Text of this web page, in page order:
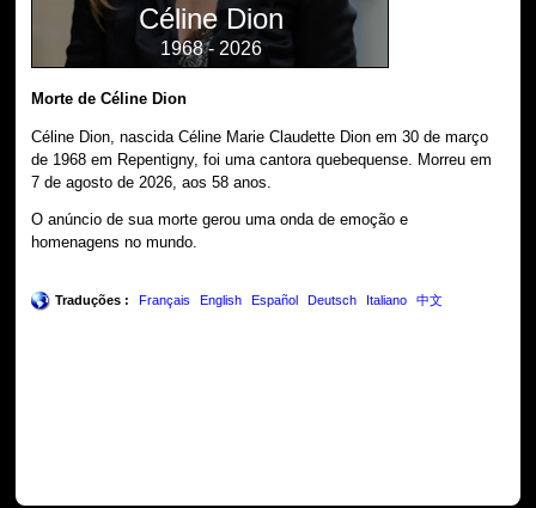
Céline Dion
1968 - 2026
Morte de Céline Dion
Céline Dion, nascida Céline Marie Claudette Dion em 30 de março
de 1968 em Repentigny, foi uma cantora quebequense. Morreu em
7 de agosto de 2026, aos 58 anos.
O anúncio de sua morte gerou uma onda de emoção e
homenagens no mundo.
Traduções : Français English Español Deutsch Italiano 中文